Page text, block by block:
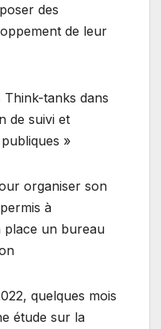
des
de leur
Think-tanks dans
de suivi et
»
organiser son
à
place un bureau
quelques mois
étude sur la